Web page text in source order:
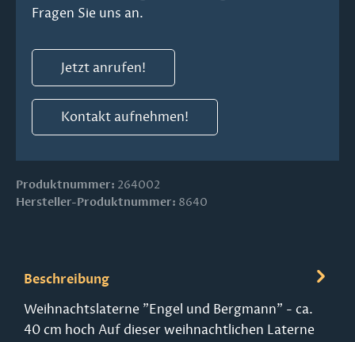
Fragen Sie uns an.
Jetzt anrufen!
Kontakt aufnehmen!
Produktnummer: 264002
Hersteller-Produktnummer: 8640
Beschreibung
Weihnachtslaterne "Engel und Bergmann" - ca.
40 cm hoch Auf dieser weihnachtlichen Laterne